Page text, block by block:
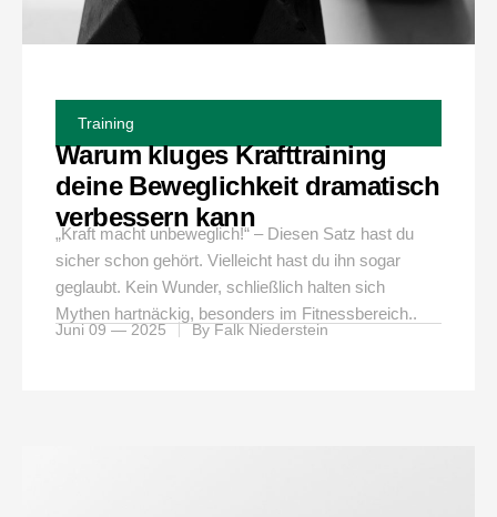
Training
Warum kluges Krafttraining
deine Beweglichkeit dramatisch
verbessern kann
„Kraft macht unbeweglich!“ – Diesen Satz hast du
sicher schon gehört. Vielleicht hast du ihn sogar
geglaubt. Kein Wunder, schließlich halten sich
Mythen hartnäckig, besonders im Fitnessbereich..
Juni 09 — 2025 ByFalk Niederstein